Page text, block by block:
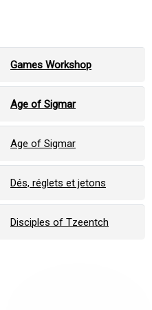
Games Workshop
Age of Sigmar
Age of Sigmar
Dés, réglets et jetons
Disciples of Tzeentch